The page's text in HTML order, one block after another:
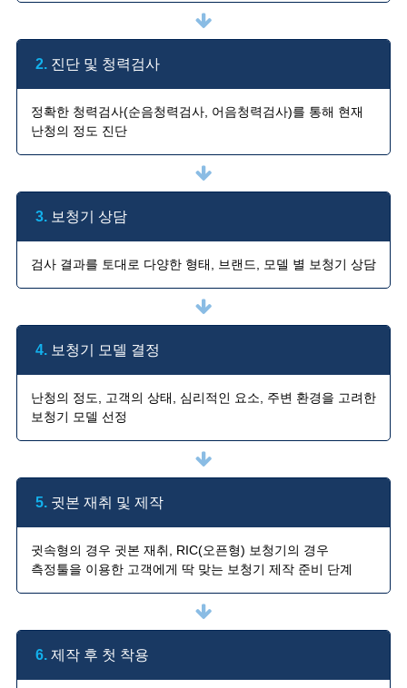
2.진단 및 청력검사
정확한 청력검사(순음청력검사, 어음청력검사)를 통해 현재
난청의 정도 진단
3.보청기 상담
검사 결과를 토대로 다양한 형태, 브랜드, 모델 별 보청기 상담
4.보청기 모델 결정
난청의 정도, 고객의 상태, 심리적인 요소, 주변 환경을 고려한
보청기 모델 선정
5.귓본 재취 및 제작
귓속형의 경우 귓본 재취, RIC(오픈형) 보청기의 경우
측정툴을 이용한 고객에게 딱 맞는 보청기 제작 준비 단계
6.제작 후 첫 착용